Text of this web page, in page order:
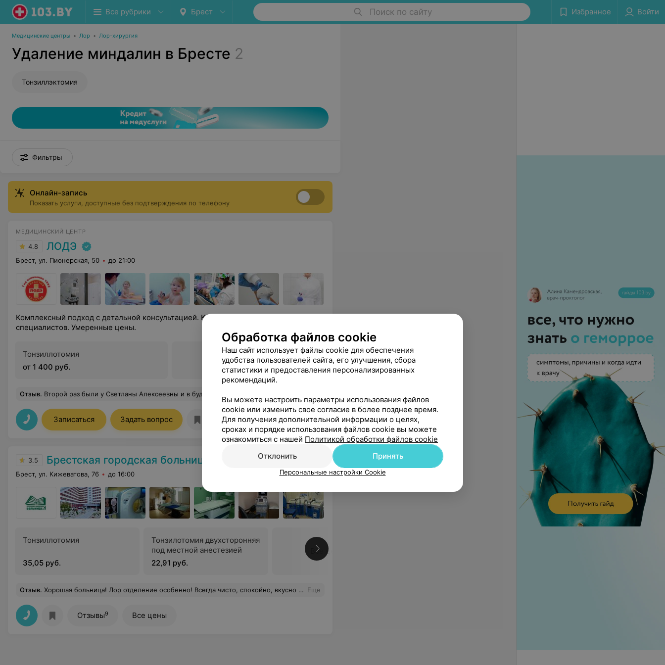
Все рубрики Брест Поиск по сайту Избранное Войти
Медицинские центры • Лор • Лор-хирургия
Удаление миндалин в Бресте 2
Тонзиллэктомия
Фильтры
Онлайн-запись
Показать услуги, доступные без подтверждения по телефону
МЕДИЦИНСКИЙ ЦЕНТР
4.8 ЛОДЭ
Брест, ул. Пионерская, 50 до 21:00
Комплексный подход с детальной консультацией. Команда опытных практикующих
специалистов. Умеренные цены.
Тонзиллотомия
от 1 400 руб.
Все цены
Отзыв. Второй раз были у Светланы Алексеевны и в будущем постараемся остаться с этим доктором. Профессионал своего дела, вежливая, максимально доходчиво доносит информацию. Детям и родителям комфортно с данным специалистом! Спасибо.
Записаться Задать вопрос Отзывы9235
3.5 Брестская городская больница № 1
Брест, ул. Кижеватова, 76 до 16:00
Тонзиллотомия
35,05 руб.
Тонзилотомия двухсторонняя
под местной анестезией
22,91 руб.
Все цены
Отзыв. Хорошая больница! Лор отделение особенно! Всегда чисто, спокойно, вкусно кормят! Еще
Отзывы9 Все цены
Обработка файлов cookie
Наш сайт использует файлы cookie для обеспечения
удобства пользователей сайта, его улучшения, сбора
статистики и предоставления персонализированных
рекомендаций.
Вы можете настроить параметры использования файлов
cookie или изменить свое согласие в более позднее время.
Для получения дополнительной информации о целях,
сроках и порядке использования файлов cookie вы можете
ознакомиться с нашей Политикой обработки файлов cookie
Отклонить
Принять
Персональные настройки Cookie